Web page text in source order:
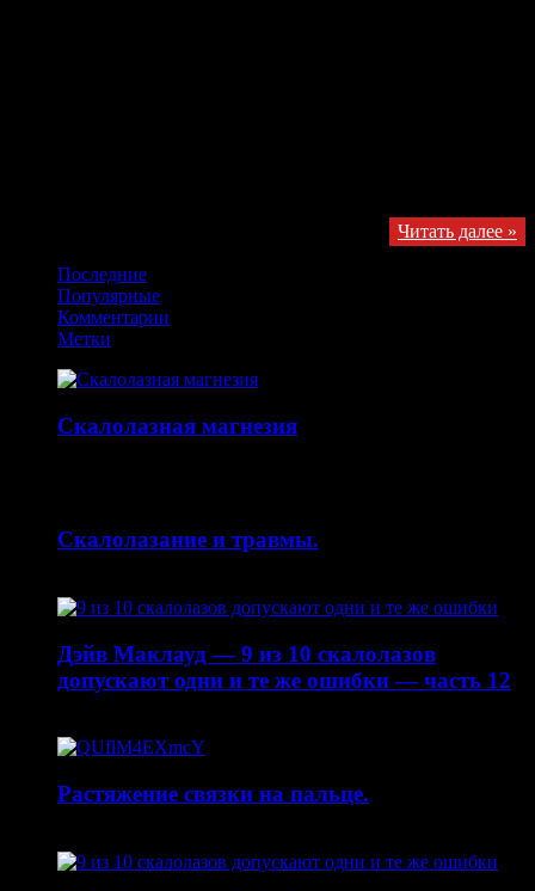
Читать далее »
Последние
Популярные
Комментарии
Метки
Скалолазная магнезия
Скалолазание и травмы.
Дэйв Маклауд — 9 из 10 скалолазов
допускают одни и те же ошибки — часть 12
Растяжение связки на пальце.